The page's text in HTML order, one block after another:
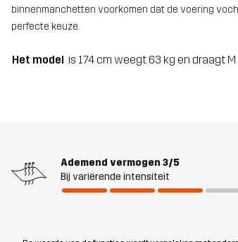
binnenmanchetten voorkomen dat de voering
perfecte keuze.
Het model is 174 cm weegt 63 kg en draagt M
Ademend vermogen 3/5
Bij variërende intensiteit